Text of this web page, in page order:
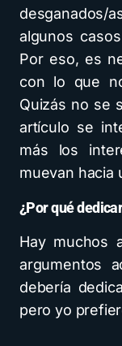
desganados/
algunos
Por eso, es
con lo que
Quizás no se
artículo se
más los
muevan hacia
¿Por qué
Hay muchos
argumentos
debería
pero yo